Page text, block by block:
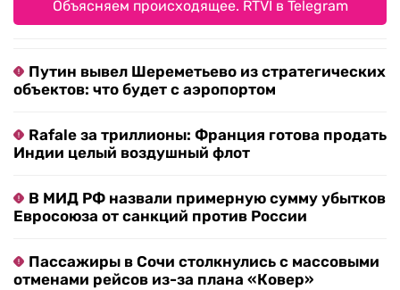
Объясняем происходящее. RTVI в Telegram
Путин вывел Шереметьево из стратегических
объектов: что будет с аэропортом
Rafale за триллионы: Франция готова продать
Индии целый воздушный флот
В МИД РФ назвали примерную сумму убытков
Евросоюза от санкций против России
Пассажиры в Сочи столкнулись с массовыми
отменами рейсов из-за плана «Ковер»